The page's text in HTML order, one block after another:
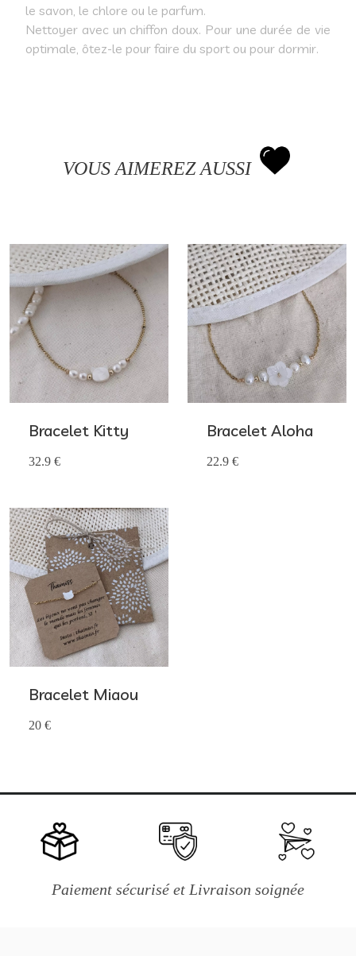
le savon, le chlore ou le parfum.
Nettoyer avec un chiffon doux. Pour une durée de vie
optimale, ôtez-le pour faire du sport ou pour dormir.
VOUS AIMEREZ AUSSI
Bracelet Kitty
32.9 €
Bracelet Aloha
22.9 €
Bracelet Miaou
20 €
Paiement sécurisé et Livraison soignée